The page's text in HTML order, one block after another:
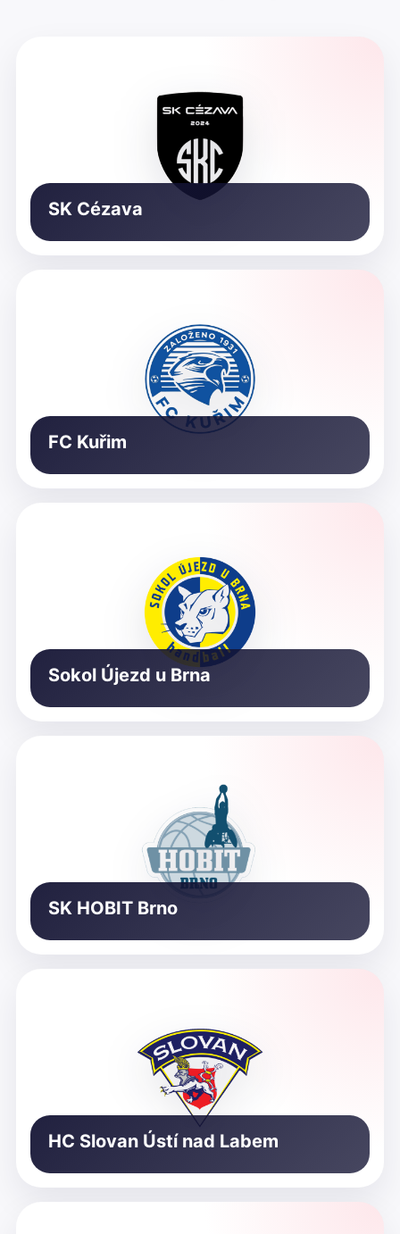
SK Cézava
FC Kuřim
Sokol Újezd u Brna
SK HOBIT Brno
HC Slovan Ústí nad Labem